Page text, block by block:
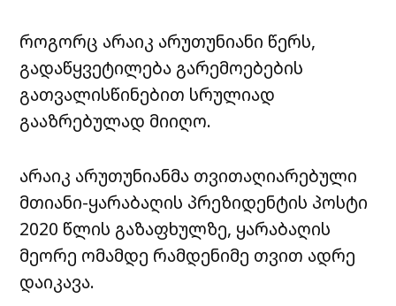
როგორც არაიკ არუთუნიანი წერს,
გადაწყვეტილება გარემოებების
გათვალისწინებით სრულიად
გააზრებულად მიიღო.
არაიკ არუთუნიანმა თვითაღიარებული
მთიანი-ყარაბაღის პრეზიდენტის პოსტი
2020 წლის გაზაფხულზე, ყარაბაღის
მეორე ომამდე რამდენიმე თვით ადრე
დაიკავა.